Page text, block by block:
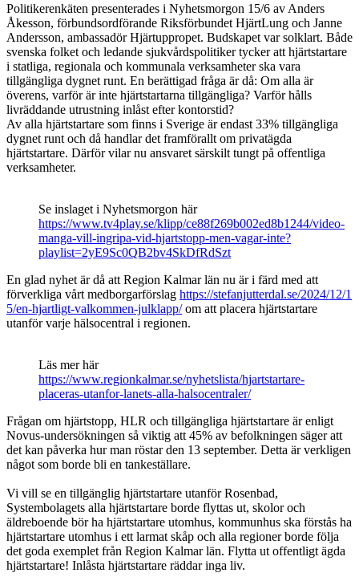
Politikerenkäten presenterades i Nyhetsmorgon 15/6 av Anders
Åkesson, förbundsordförande Riksförbundet HjärtLung och Janne
Andersson, ambassadör Hjärtuppropet. Budskapet var solklart. Både
svenska folket och ledande sjukvårdspolitiker tycker att hjärtstartare
i statliga, regionala och kommunala verksamheter ska vara
tillgängliga dygnet runt. En berättigad fråga är då: Om alla är
överens, varför är inte hjärtstartarna tillgängliga? Varför hålls
livräddande utrustning inlåst efter kontorstid?
Av alla hjärtstartare som finns i Sverige är endast 33% tillgängliga
dygnet runt och då handlar det framförallt om privatägda
hjärtstartare. Därför vilar nu ansvaret särskilt tungt på offentliga
verksamheter.
Se inslaget i Nyhetsmorgon här
https://www.tv4play.se/klipp/ce88f269b002ed8b1244/video-
manga-vill-ingripa-vid-hjartstopp-men-vagar-inte?
playlist=2yE9Sc0QB2bv4SkDfRdSzt
En glad nyhet är då att Region Kalmar län nu är i färd med att
förverkliga vårt medborgarförslag https://stefanjutterdal.se/2024/12/1
5/en-hjartligt-valkommen-julklapp/om att placera hjärtstartare
utanför varje hälsocentral i regionen.
Läs mer här
https://www.regionkalmar.se/nyhetslista/hjartstartare-
placeras-utanfor-lanets-alla-halsocentraler/
Frågan om hjärtstopp, HLR och tillgängliga hjärtstartare är enligt
Novus-undersökningen så viktig att 45% av befolkningen säger att
det kan påverka hur man röstar den 13 september. Detta är verkligen
något som borde bli en tankeställare.
Vi vill se en tillgänglig hjärtstartare utanför Rosenbad,
Systembolagets alla hjärtstartare borde flyttas ut, skolor och
äldreboende bör ha hjärtstartare utomhus, kommunhus ska förstås ha
hjärtstartare utomhus i ett larmat skåp och alla regioner borde följa
det goda exemplet från Region Kalmar län. Flytta ut offentligt ägda
hjärtstartare! Inlåsta hjärtstartare räddar inga liv.